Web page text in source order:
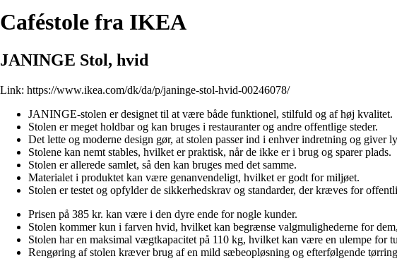
Caféstole fra IKEA
JANINGE Stol, hvid
Link: https://www.ikea.com/dk/da/p/janinge-stol-hvid-00246078/
JANINGE-stolen er designet til at være både funktionel, stilfuld og af høj kvalitet.
Stolen er meget holdbar og kan bruges i restauranter og andre offentlige steder.
Det lette og moderne design gør, at stolen passer ind i enhver indretning og giver
Stolene kan nemt stables, hvilket er praktisk, når de ikke er i brug og sparer plads.
Stolen er allerede samlet, så den kan bruges med det samme.
Materialet i produktet kan være genanvendeligt, hvilket er godt for miljøet.
Stolen er testet og opfylder de sikkerhedskrav og standarder, der kræves for
Prisen på 385 kr. kan være i den dyre ende for nogle kunder.
Stolen kommer kun i farven hvid, hvilket kan begrænse valgmulighederne for
Stolen har en maksimal vægtkapacitet på 110 kg, hvilket kan være en ulempe for
Rengøring af stolen kræver brug af en mild sæbeopløsning og efterfølgende